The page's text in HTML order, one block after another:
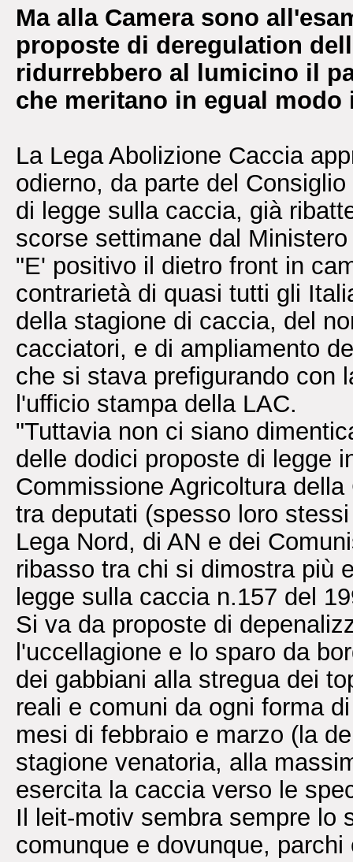
Ma alla Camera sono
proposte di deregulation
ridurrebbero al lumicino il
che meritano in egual modo
La Lega Abolizione Caccia
odierno, da parte del
di legge sulla caccia, già
scorse settimane dal
"E' positivo il dietro front in
contrarietà di quasi tutti gli
della stagione di caccia, del
cacciatori, e di ampliamento
che si stava prefigurando con
l'ufficio stampa della LAC.
"Tuttavia non ci siano
delle dodici proposte di legge
Commissione Agricoltura
tra deputati (spesso loro
Lega Nord, di AN e dei
ribasso tra chi si dimostra più
legge sulla caccia n.157 del
Si va da proposte di
l'uccellagione e lo sparo da
dei gabbiani alla stregua dei
reali e comuni da ogni forma
mesi di febbraio e marzo (la
stagione venatoria, alla
esercita la caccia verso le
Il leit-motiv sembra sempre lo
comunque e dovunque, parchi